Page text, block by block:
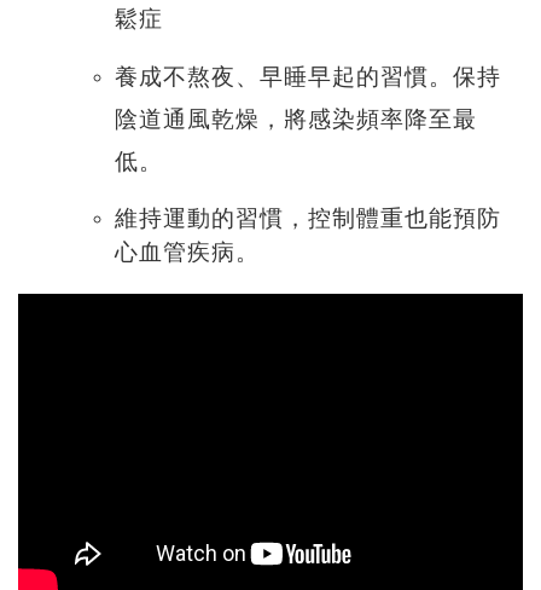
鬆症
養成不熬夜、早睡早起的習慣。保持
陰道通風乾燥，將感染頻率降至最
低。
維持運動的習慣，控制體重也能預防
心血管疾病。